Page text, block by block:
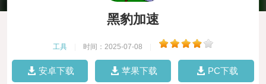
黑豹加速
工具 时间：2025-07-08
安卓下载 苹果下载 PC下载